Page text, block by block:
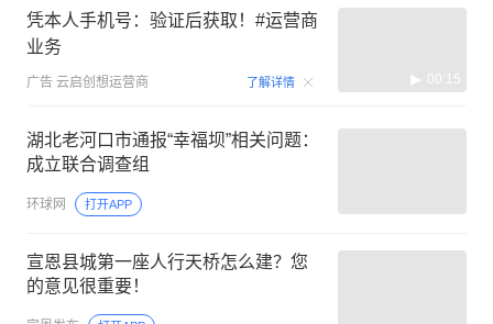
凭本人手机号：验证后获取！#运营商
业务
广告 云启创想运营商 了解详情 00:15
湖北老河口市通报“幸福坝”相关问题：
成立联合调查组
环球网 打开APP
宣恩县城第一座人行天桥怎么建？您
的意见很重要！